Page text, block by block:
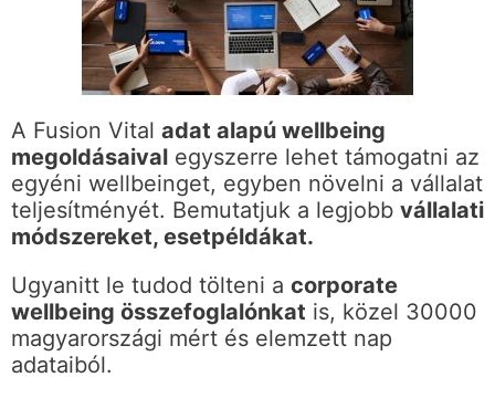
A Fusion Vital adat alapú wellbeing
megoldásaival egyszerre lehet támogatni az
egyéni wellbeinget, egyben növelni a vállalat
teljesítményét. Bemutatjuk a legjobb vállalati
módszereket, esetpéldákat.
Ugyanitt le tudod tölteni a corporate
wellbeing összefoglalónkat is, közel 30000
magyarországi mért és elemzett nap
adataiból.